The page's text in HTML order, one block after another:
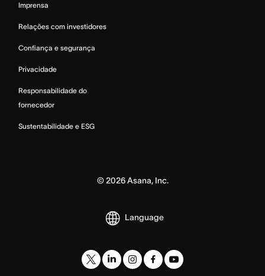
Imprensa
Relações com investidores
Confiança e segurança
Privacidade
Responsabilidade do
fornecedor
Sustentabilidade e ESG
© 2026Asana, Inc.
Language